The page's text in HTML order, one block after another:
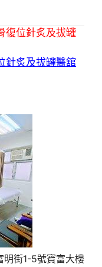
復位針炙及拔罐
針炙及拔罐醫舘
明街1-5號寶富大樓